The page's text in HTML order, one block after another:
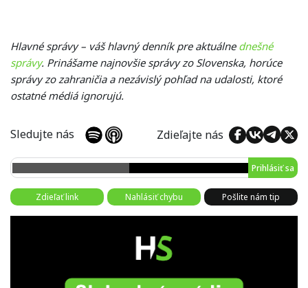
Hlavné správy – váš hlavný denník pre aktuálne dnešné
správy. Prinášame najnovšie správy zo Slovenska, horúce
správy zo zahraničia a nezávislý pohľad na udalosti, ktoré
ostatné médiá ignorujú.
Sledujte nás Zdieľajte nás
Prihlásiť sa
Zdieľať link Nahlásiť chybu Pošlite nám tip